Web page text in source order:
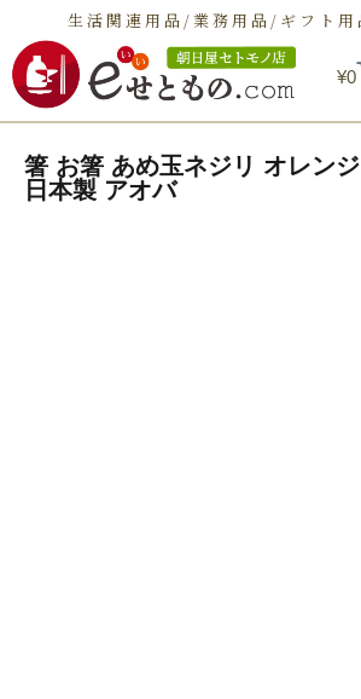
生活関連用品/業務用品/ギフト用
¥0
箸 お箸 あめ玉ネジリ オレン
日本製 アオバ